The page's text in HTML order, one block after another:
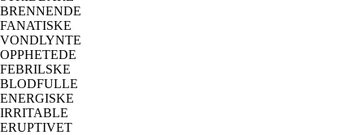
BRENNENDE
FANATISKE
VONDLYNTE
OPPHETEDE
FEBRILSKE
BLODFULLE
ENERGISKE
IRRITABLE
ERUPTIVET